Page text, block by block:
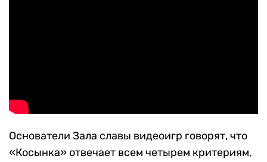
Основатели Зала славы видеоигр говорят, что
«Косынка» отвечает всем четырем критериям,